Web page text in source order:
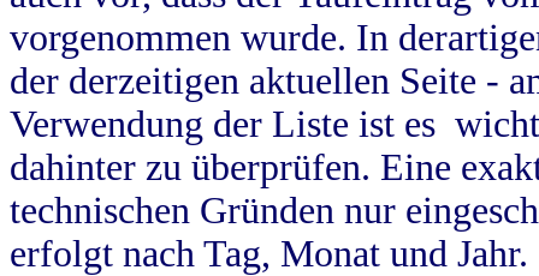
vorgenommen wurde. In
der derzeitigen aktuellen Seite -
Verwendung der Liste ist es
dahinter zu überprüfen. Eine
technischen Gründen nur
erfolgt nach Tag, Monat und Jahr.